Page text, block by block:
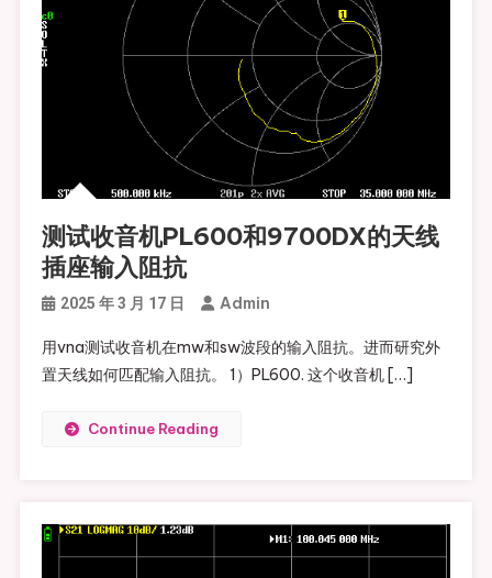
测试收音机PL600和9700DX的天线
插座输入阻抗
2025 年 3 月 17 日 Admin
用vna测试收音机在mw和sw波段的输入阻抗。进而研究外
置天线如何匹配输入阻抗。 1）PL600. 这个收音机 […]
Continue Reading